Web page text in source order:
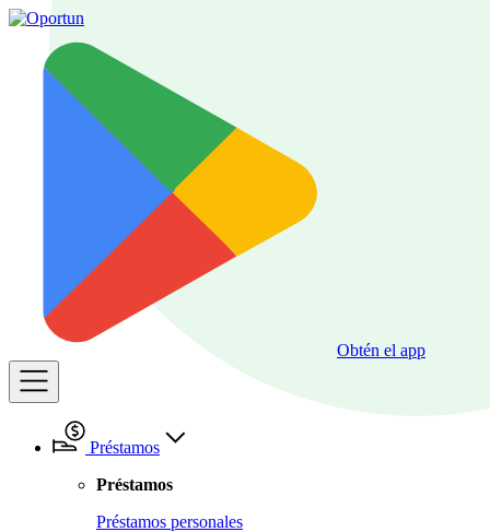
Obtén el app
Préstamos
Préstamos
Préstamos personales